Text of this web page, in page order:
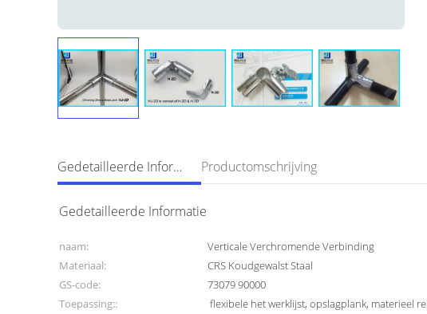
Gedetailleerde Informatie Productomschrijving
Gedetailleerde Informatie
naam: Verticale Verchromende Verbinding
Materiaal:
CRS Koudgewalst Staal
GS-code:
73079 90000
Toepassing::
flexibele het werklijst, opslagplank, materieel